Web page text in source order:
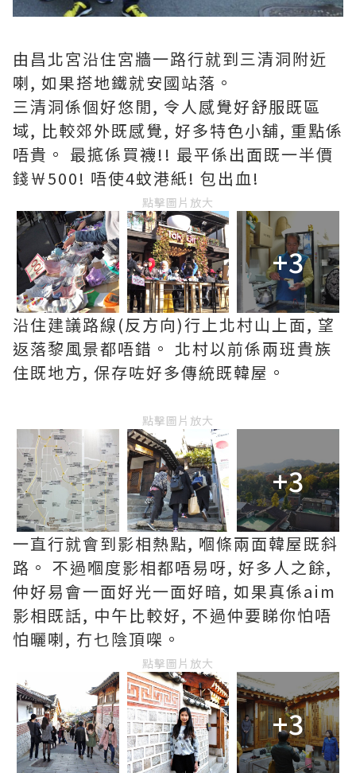
由昌北宮沿住宮牆一路行就到三清洞附近
喇, 如果搭地鐵就安國站落。
三清洞係個好悠閒, 令人感覺好舒服既區
域, 比較郊外既感覺, 好多特色小舖, 重點係
唔貴。 最掋係買襪!! 最平係出面既一半價
錢￦500! 唔使4蚊港紙! 包出血!
點擊圖片放大
+3
沿住建議路線(反方向)行上北村山上面, 望
返落黎風景都唔錯。 北村以前係兩班貴族
住既地方, 保存咗好多傳統既韓屋。
點擊圖片放大
+3
一直行就會到影相熱點, 嗰條兩面韓屋既斜
路。 不過嗰度影相都唔易呀, 好多人之餘,
仲好易會一面好光一面好暗, 如果真係aim
影相既話, 中午比較好, 不過仲要睇你怕唔
怕曬喇, 冇乜陰頂㗎。
點擊圖片放大
+3